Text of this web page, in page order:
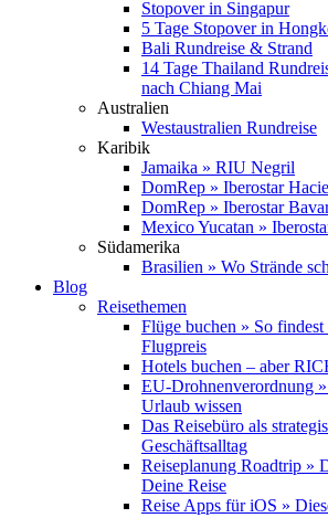
Stopover in Singapur
5 Tage Stopover in
Bali Rundreise & Strand
14 Tage Thailand
nach Chiang Mai
Australien
Westaustralien Rundreise
Karibik
Jamaika » RIU Negril
DomRep » Iberostar
DomRep » Iberostar
Mexico Yucatan »
Südamerika
Brasilien » Wo Strände
Blog
Reisethemen
Flüge buchen » So
Flugpreis
Hotels buchen – aber
EU-Drohnenverordnung
Urlaub wissen
Das Reisebüro als
Geschäftsalltag
Reiseplanung Roadtrip »
Deine Reise
Reise Apps für iOS »